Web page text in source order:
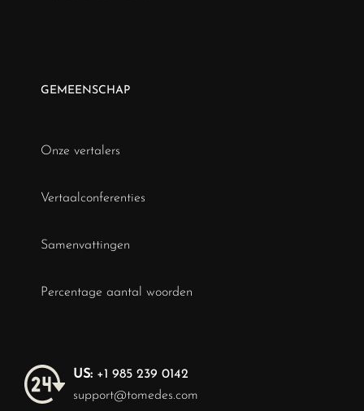
GEMEENSCHAP
Onze vertalers
Vertaalconferenties
Samenvattingen
Percentage aantal woorden
US: +1 985 239 0142
support@tomedes.com